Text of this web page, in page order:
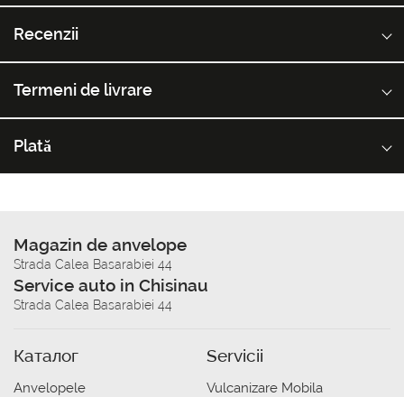
Recenzii
Termeni de livrare
Plată
Magazin de anvelope
Strada Calea Basarabiei 44
Service auto in Chisinau
Strada Calea Basarabiei 44
Каталог
Anvelopele
Servicii
Vulcanizare Mobila